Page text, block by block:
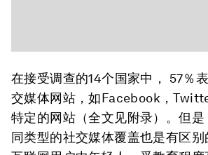
在接受调查的14个国家中， 57％
交媒体网站，如Facebook，
特定的网站（全文见附录）。但
同类型的社交媒体覆盖也是有区别